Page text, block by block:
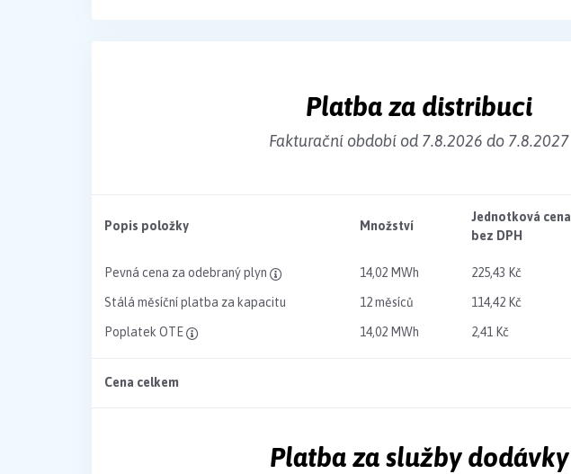
Platba za distribuci
Fakturační období od 7.8.2026 do 7.8.2027
Popis položky Množství
Jednotková cena
bez DPH
Pevná cena za odebraný plyn 14,02 MWh 225,43 Kč
Stálá měsíční platba za kapacitu 12 měsíců 114,42 Kč
Poplatek OTE 14,02 MWh 2,41 Kč
Cena celkem
Platba za služby dodávky